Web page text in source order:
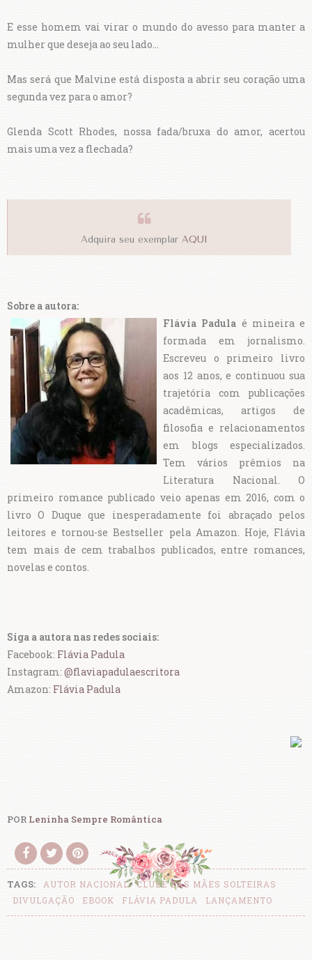
E esse homem vai virar o mundo do avesso para manter a
mulher que deseja ao seu lado...
Mas será que Malvine está disposta a abrir seu coração uma
segunda vez para o amor?
Glenda Scott Rhodes, nossa fada/bruxa do amor, acertou
mais uma vez a flechada?
Adquira seu exemplar AQUI
Sobre a autora:
Flávia Padula é mineira e
formada em jornalismo.
Escreveu o primeiro livro
aos 12 anos, e continuou sua
trajetória com publicações
acadêmicas, artigos de
filosofia e relacionamentos
em blogs especializados.
Tem vários prêmios na
Literatura Nacional. O
primeiro romance publicado veio apenas em 2016, com o
livro O Duque que inesperadamente foi abraçado pelos
leitores e tornou-se Bestseller pela Amazon. Hoje, Flávia
tem mais de cem trabalhos publicados, entre romances,
novelas e contos.
Siga a autora nas redes sociais:
Facebook: Flávia Padula
Instagram: @flaviapadulaescritora
Amazon: Flávia Padula
POR Leninha Sempre Romântica
TAGS: AUTOR NACIONAL
CLUBE DAS MÃES SOLTEIRAS
DIVULGAÇÃO
EBOOK FLÁVIA PADULA LANÇAMENTO